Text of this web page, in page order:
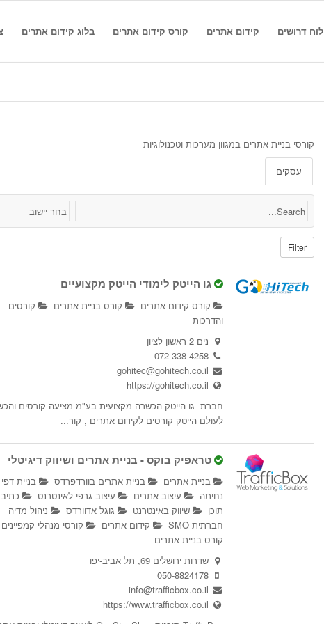
לוח דרושים קידום אתרים קורס קידום אתרים בלוג קידום אתרים
קורסי בניית אתרים במגוון מערכות וטכנולוגיות
עסקים
Filter
גו הייטק לימודי הייטק מקצועיים
קורס קידום אתרים קורס בניית אתרים
קורסים
והדרכות
נים 2 ראשון לציון
072-338-4258
gohitec@gohitech.co.il
https://gohitech.co.il
חברת גו הייטק הכשרה מקצועית בע"מ מציעה קורסים
לעולם הייטק קורסים לקידום אתרים , קור...
טראפיק בוקס - בניית אתרים ושיווק דיגיטלי
בניית אתרים בניית אתרים בוורדפרדס
בניית דפי
נחיתה
עיצוב אתרים עיצוב גרפי לאינטרנט
תוכן
שיווק באינטרנט גוגל אדוורדס
ניהול מדיה
חברתית SMO
קידום אתרים
קורסי מנהלי קמפיינים
קורס בניית אתרים
שדרות ירושלים 69, תל אביב-יפו
050-8824178
info@trafficbox.co.il
https://www.trafficbox.co.il